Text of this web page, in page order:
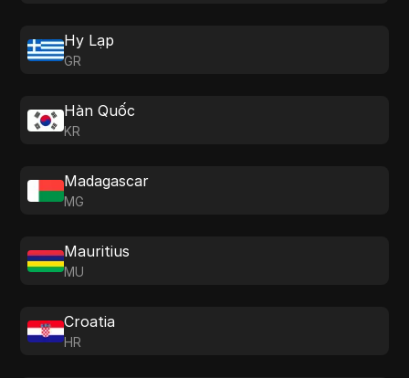
Hy Lạp
GR
Hàn Quốc
KR
Madagascar
MG
Mauritius
MU
Croatia
HR